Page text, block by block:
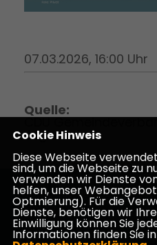
07.03.2026, 16:00 Uhr
Quelle:
CDU
Jugenheim
Homepage des CDU
Dieburg
Cookie Hinweis
Diese Webseite
sind, um die Webseite zu
verwenden wir Dienste
helfen, unser
Optmierung). Für die
Dienste, benötigen wir
Einwilligung können Sie
Informationen finden Sie